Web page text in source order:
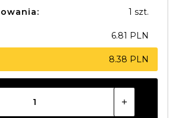
1 szt.
6.81 PLN
8.38 PLN